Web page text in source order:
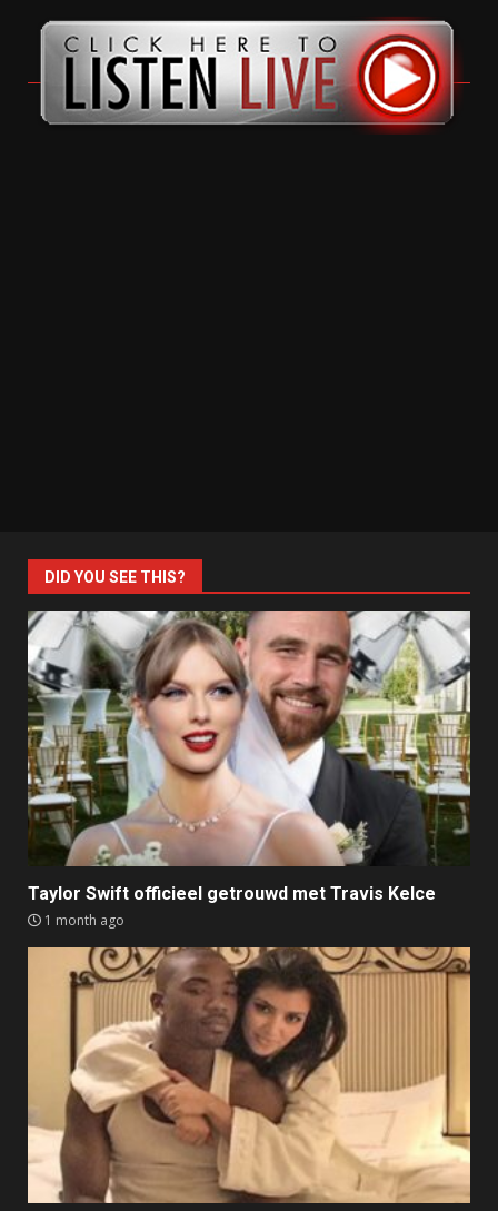
DID YOU SEE THIS?
Taylor Swift officieel getrouwd met Travis Kelce
1 month ago